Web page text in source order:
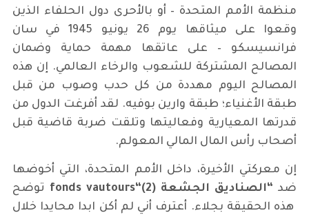
منظمة الأمم المتحدة – أو بالأحرى دول الحلفاء الذين
وقعوا على ميثاقها يوم 26 يونيو 1945 في سان
فرانسيسكو – على عاتقها مهمة حماية وضمان
المصالح المشتركة للشعوب والرخاء العالمي. إن هذه
المصالح اليوم مهددة من كل حدب وصوب من قبل
طبقة الأغنياء؛ طبقة وارين بوفيه. لقد أفرغت الدول من
قدرتها المعيارية وفعاليتها وتلقت ضربة قاضية قبل
أصحاب رأس المال المالي المعولم.
إن معركتي الأخيرة، داخل الأمم المتحدة، التي أخوضها
ضد “الصناديق الجشعة fonds vautours
“(2)
توضح
هذه الحقيقة بجلاء. أعترف أني لم أكن ابدا محايدا خلال